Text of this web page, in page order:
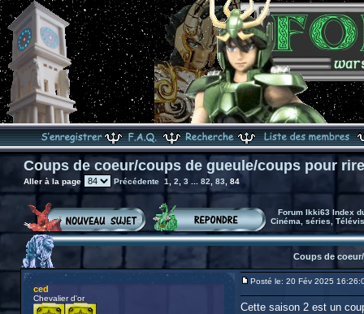
Coups de coeur/coups de gueule/coups pour rire
Aller à la page Précédente 1 2 3 82 83 84
Forum Ikki63 Index
Cinéma, séries,
Coups de
ced
Chevalier d'or
Posté le: 20 Fév 2025
Cette saison 2 est un